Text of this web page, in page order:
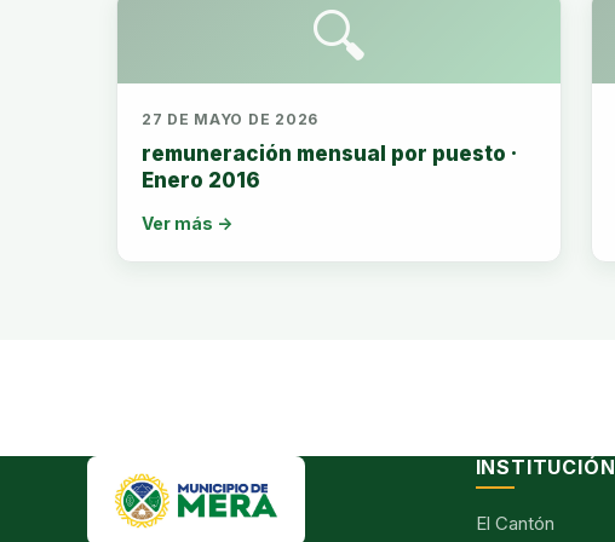
🔍
27 DE MAYO DE 2026
remuneración mensual por puesto ·
Enero 2016
Ver más →
INSTITUCIÓN
El Cantón